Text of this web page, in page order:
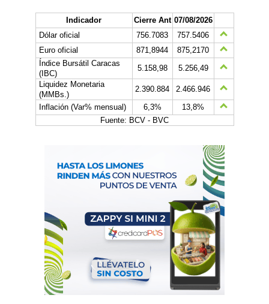
Indicador Cierre Ant 07/08/2026
Dólar oficial
756.7083
757.5406
Euro oficial
871,8944
875,2170
Índice Bursátil Caracas
(IBC)
5.158,98
5.256,49
Liquidez Monetaria
(MMBs.)
2.390.884
2.466.946
Inflación (Var% mensual)
6,3%
13,8%
Fuente: BCV - BVC